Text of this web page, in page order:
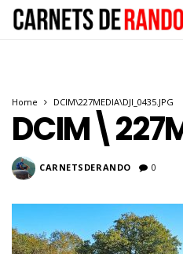
Home DCIM\227MEDIA\DJI_0435.JPG
CARNETSDERANDO 0